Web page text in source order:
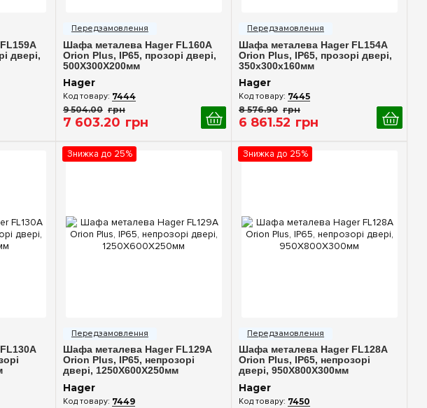
двері,
Шафа металева Hager FL160A
Orion Plus, IP65, прозорі двері,
500X300X200мм
Hager
7444
9 504.00 грн
7 603.20 грн
Шафа металева Hager FL154A
Orion Plus, IP65, прозорі двері,
350x300x160мм
Hager
7445
8 576.90 грн
6 861.52 грн
Знижка до 25%
Шафа металева Hager FL129A
Orion Plus, IP65, непрозорі
двері, 1250X600X250мм
Hager
7449
Знижка до 25%
Шафа металева Hager FL128A
Orion Plus, IP65, непрозорі
двері, 950X800X300мм
Hager
7450